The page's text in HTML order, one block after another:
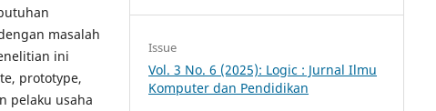
masalah
ini
prototype,
pelaku usaha
Issue
Vol. 3 No. 6 (2025): Logic : Jurnal Ilmu
Komputer dan Pendidikan